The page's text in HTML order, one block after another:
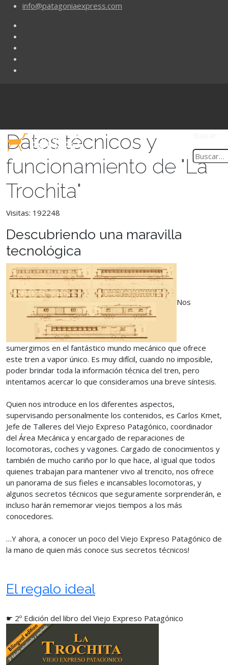
info@patagoniaexpress.com
Datos técnicos y
funcionamiento de "La
Trochita"
Visitas: 192248
Descubriendo una maravilla
tecnológica
Nos
sumergimos en el fantástico mundo mecánico que ofrece
este tren a vapor único. Es muy difícil, cuando no imposible,
poder brindar toda la información técnica del tren, pero
intentamos acercar lo que consideramos una breve síntesis.
Quien nos introduce en los diferentes aspectos,
supervisando personalmente los contenidos, es Carlos Kmet,
Jefe de Talleres del Viejo Expreso Patagónico, coordinador
del Área Mecánica y encargado de reparaciones de
locomotoras, coches y vagones. Cargado de conocimientos y
también de mucho cariño por lo que hace, al igual que todos
quienes trabajan para mantener vivo al trencito, nos ofrece
un panorama de sus fieles e incansables locomotoras, y
algunos secretos técnicos que seguramente sorprenderán, e
incluso harán rememorar viejos tiempos a los más
conocedores.
…Y ahora, a conocer un poco del Viejo Expreso Patagónico de
la mano de quien más conoce sus secretos técnicos!
El regalo ideal
☛ 2º Edición del libro del Viejo Expreso Patagónico